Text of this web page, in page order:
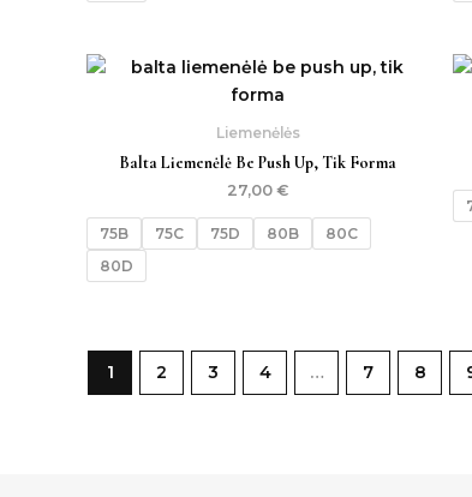
Liemenėlės
Balta Liemenėlė Be Push Up, Tik Forma
27,00 €
75B 75C 75D 80B
80C
80D
1 2 3 4 … 7 8